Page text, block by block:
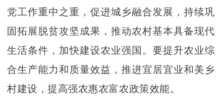
党工作重中之重，促进城乡融合发展，持续巩
固拓展脱贫攻坚成果，推动农村基本具备现代
生活条件，加快建设农业强国。要提升农业综
合生产能力和质量效益，推进宜居宜业和美乡
村建设，提高强农惠农富农政策效能。